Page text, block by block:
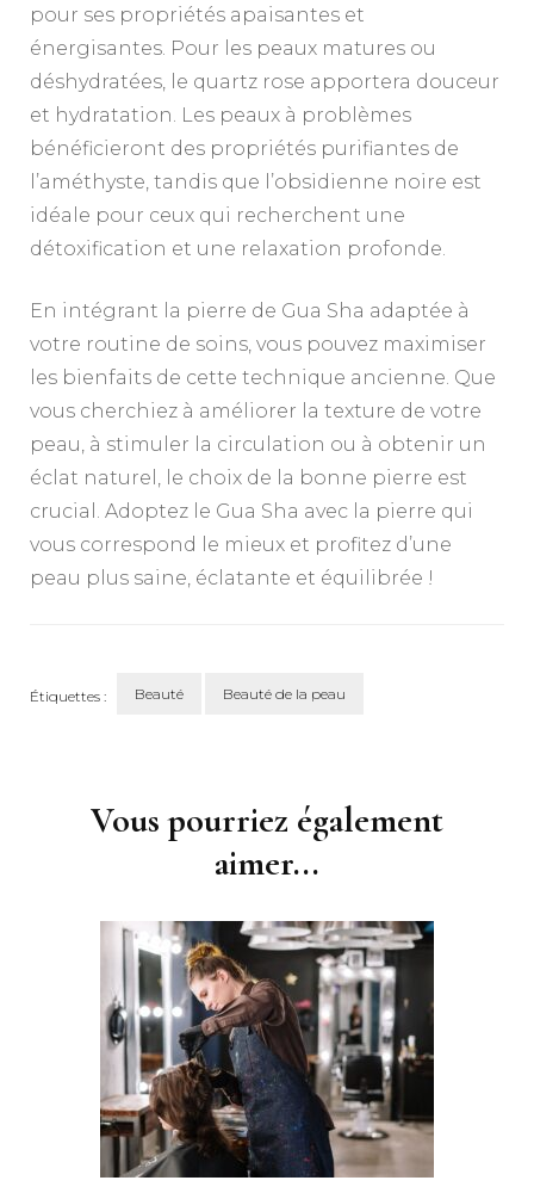
pour ses propriétés apaisantes et
énergisantes. Pour les peaux matures ou
déshydratées, le quartz rose apportera douceur
et hydratation. Les peaux à problèmes
bénéficieront des propriétés purifiantes de
l’améthyste, tandis que l’obsidienne noire est
idéale pour ceux qui recherchent une
détoxification et une relaxation profonde.
En intégrant la pierre de Gua Sha adaptée à
votre routine de soins, vous pouvez maximiser
les bienfaits de cette technique ancienne. Que
vous cherchiez à améliorer la texture de votre
peau, à stimuler la circulation ou à obtenir un
éclat naturel, le choix de la bonne pierre est
crucial. Adoptez le Gua Sha avec la pierre qui
vous correspond le mieux et profitez d’une
peau plus saine, éclatante et équilibrée !
Étiquettes : Beauté Beauté de la peau
Vous pourriez également
aimer...